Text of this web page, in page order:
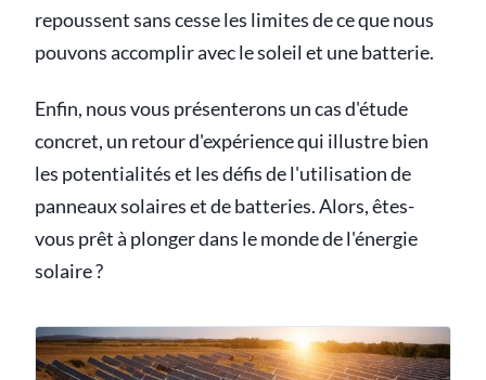
repoussent sans cesse les limites de ce que nous
pouvons accomplir avec le soleil et une batterie.
Enfin, nous vous présenterons un cas d'étude
concret, un retour d'expérience qui illustre bien
les potentialités et les défis de l'utilisation de
panneaux solaires et de batteries. Alors, êtes-
vous prêt à plonger dans le monde de l'énergie
solaire ?